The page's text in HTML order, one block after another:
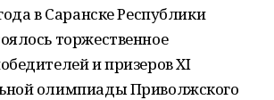
в Саранске Республики
торжественное
и призеров XI
олимпиады Приволжского